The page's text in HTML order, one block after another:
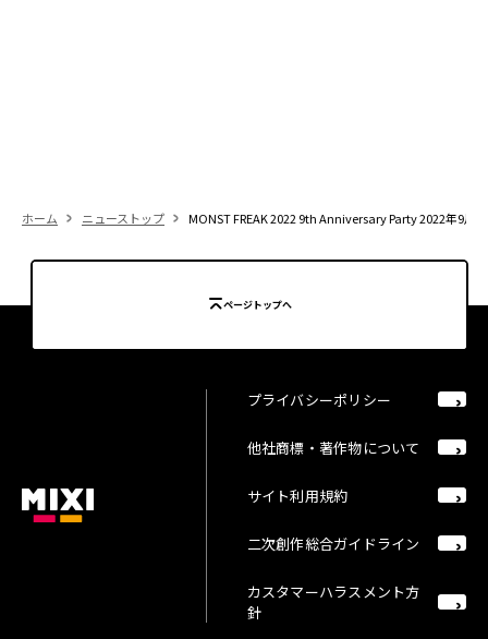
ホーム ニューストップ MONST FREAK 2022 9th Anniversary Party 2022年9
ページトップへ
プライバシーポリシー
他社商標・著作物について
サイト利用規約
二次創作総合ガイドライン
カスタマーハラスメント方
針